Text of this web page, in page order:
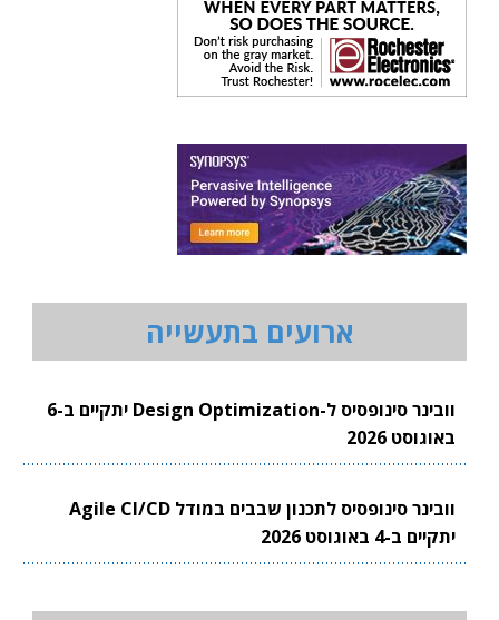
ארועים בתעשייה
וובינר סינופסיס ל-Design Optimization יתקיים ב-6
באוגוסט 2026
וובינר סינופסיס לתכנון שבבים במודל Agile CI/CD
יתקיים ב-4 באוגוסט 2026